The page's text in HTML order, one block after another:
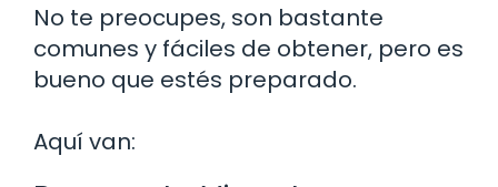
No te preocupes, son bastante
comunes y fáciles de obtener, pero es
bueno que estés preparado.
Aquí van: